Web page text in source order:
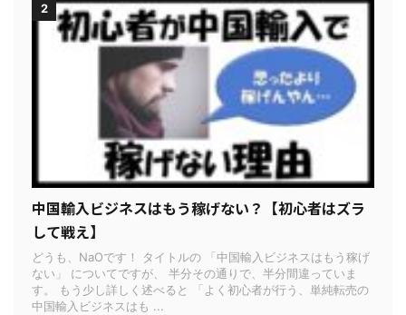
2
中国輸入ビジネスはもう稼げない？【初心者はズラ
して戦え】
どうも、NaOです！ タイトルの 「中国輸入ビジネスはもう稼げ
ない」 についてですが、 半分その通りで、半分間違っていま
す。 もう少し詳しく述べると 「よく初心者が行う、単純転売の
中国輸入ビジネスはも ...